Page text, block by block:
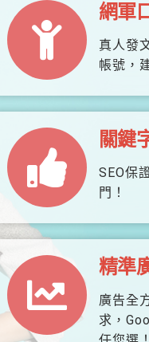
網軍
真人發
帳號，
關鍵
SEO保
門！
精準
廣告全
求，